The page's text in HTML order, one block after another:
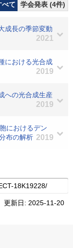
べて
学会発表 (4件)
成長の季節変動
2021
における光合成
2019
への光合成生産
2019
におけるデン
布の解析 2019
新日: 2025-11-20